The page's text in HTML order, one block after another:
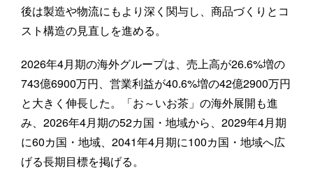
後は製造や物流にもより深く関与し、商品づくりとコ
スト構造の見直しを進める。
2026年4月期の海外グループは、売上高が26.6%増の
743億6900万円、営業利益が40.6%増の42億2900万円
と大きく伸長した。「お～いお茶」の海外展開も進
み、2026年4月期の52カ国・地域から、2029年4月期
に60カ国・地域、2041年4月期に100カ国・地域へ広
げる長期目標を掲げる。